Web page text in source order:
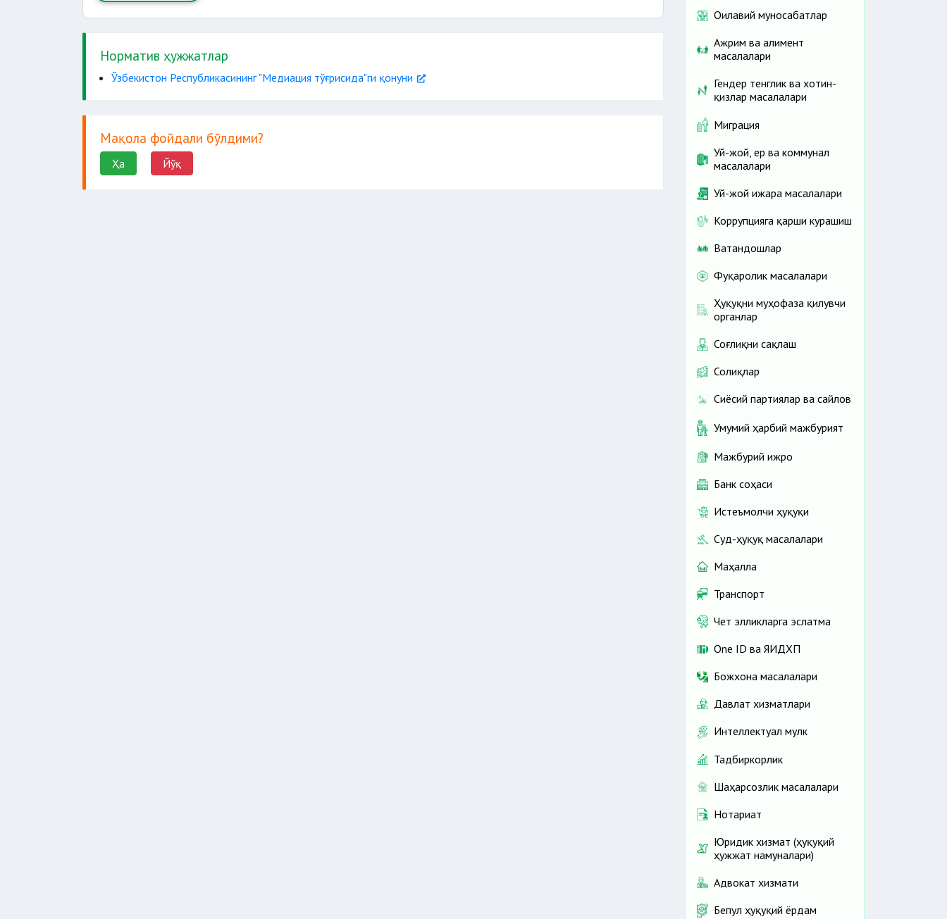
Норматив ҳужжатлар
Ўзбекистон Республикасининг "Медиация тўғрисида"ги қонуни
Мақола фойдали бўлдими?
Ҳа Йўқ
Оилавий муносабатлар
Ажрим ва алимент
масалалари
Гендер тенглик ва хотин-
қизлар масалалари
Миграция
Уй-жой, ер ва коммунал
масалалари
Уй-жой ижара масалалари
Коррупцияга қарши курашиш
Ватандошлар
Фуқаролик масалалари
Ҳуқуқни муҳофаза қилувчи
органлар
Соғлиқни сақлаш
Солиқлар
Сиёсий партиялар ва сайлов
Умумий ҳарбий мажбурият
Мажбурий ижро
Банк соҳаси
Истеъмолчи ҳуқуқи
Суд-ҳуқуқ масалалари
Маҳалла
Транспорт
Чет элликларга эслатма
One ID ва ЯИДХП
Божхона масалалари
Давлат хизматлари
Интеллектуал мулк
Тадбиркорлик
Шаҳарсозлик масалалари
Нотариат
Юридик хизмат (ҳуқуқий
ҳужжат намуналари)
Адвокат хизмати
Бепул ҳуқуқий ёрдам